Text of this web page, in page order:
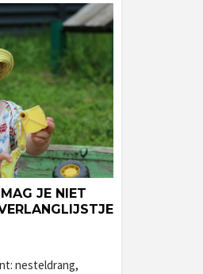
JE NIET
nesteldrang,